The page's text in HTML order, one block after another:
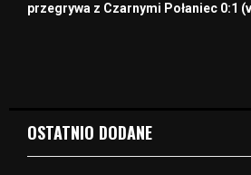
przegrywa z Czarnymi Połaniec 0:1
OSTATNIO DODANE